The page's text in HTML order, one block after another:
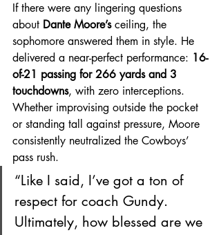
If there were any lingering questions
about Dante Moore’s ceiling, the
sophomore answered them in style. He
delivered a near-perfect performance: 16-
of-21 passing for 266 yards and 3
touchdowns, with zero interceptions.
Whether improvising outside the pocket
or standing tall against pressure, Moore
consistently neutralized the Cowboys’
pass rush.
“Like I said, I’ve got a ton of
respect for coach Gundy.
Ultimately, how blessed are we